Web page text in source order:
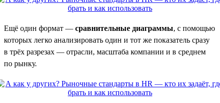
Ещё один формат — сравнительные диаграммы, с помощью
которых легко анализировать один и тот же показатель сразу
в трёх разрезах — отрасли, масштаба компании и в среднем
по рынку.